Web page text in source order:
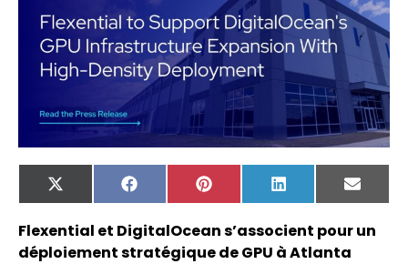
X
(Twitter)
FacebookPinterest LinkedIn
Email
Flexential et DigitalOcean s’associent pour un
déploiement stratégique de GPU à Atlanta